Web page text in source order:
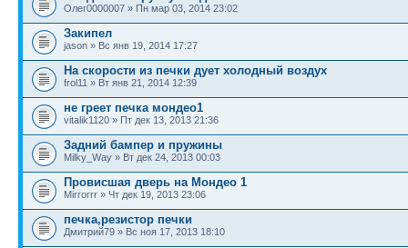
Олег0000007 » Пн мар 03, 2014 23:02
Закипел
jason » Вс янв 19, 2014 17:27
На скорости из печки дует холодный воздух
frol11 » Вт янв 21, 2014 12:39
не греет печка мондео1
vitalik1120 » Пт дек 13, 2013 21:36
Задний бампер и пружины
Milky_Way » Вт дек 24, 2013 00:03
Провисшая дверь на Мондео 1
Mirrorrr » Чт дек 19, 2013 23:06
печка,резистор печки
Дмитрий79 » Вс ноя 17, 2013 18:10